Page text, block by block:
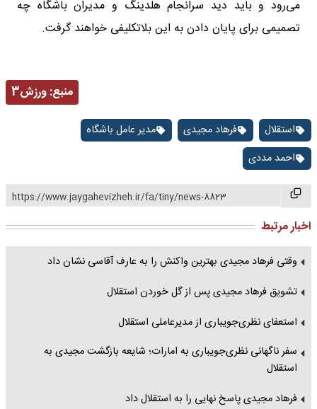
می‌رود و باید دید سرانجام هلدینگ و مدیران باشگاه چه
تصمیمی برای پایان دادن به این بلاتکلیفی خواهند گرفت.
منبع:ورزش3
استقلال فرهاد مجیدی
مدیر عامل باشگاه
احمد مددی
https://www.jaygahevizheh.ir/fa/tiny/news-8823
اخبار مرتبط
وقتی فرهاد مجیدی بهترین واکنش را به عارف آقاسی نشان داد
تشویق فرهاد مجیدی پس از گل خوردن استقلال
استعفای نظری‌جویباری از مدیرعاملی استقلال
سفر ناگهانی نظری‌جویباری به امارات؛ شایعه بازگشت مجیدی به
استقلال
فرهاد مجیدی پاسخ نهایی را به استقلال داد